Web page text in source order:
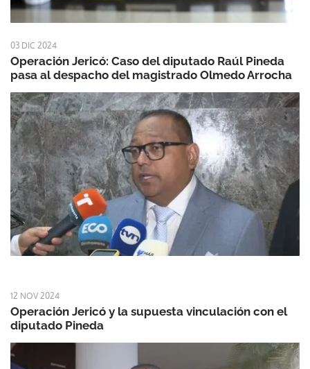
03 DIC 2024
Operación Jericó: Caso del diputado Raúl Pineda
pasa al despacho del magistrado Olmedo Arrocha
12 NOV 2024
Operación Jericó y la supuesta vinculación con el
diputado Pineda